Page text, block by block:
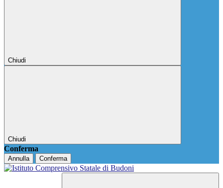
Chiudi
Chiudi
Conferma
Annulla Conferma